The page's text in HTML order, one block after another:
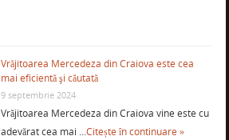
Vrăjitoarea Mercedeza din Craiova este cea
mai eficientă şi căutată
9 septembrie 2024
Vrăjitoarea Mercedeza din Craiova vine este cu
adevărat cea mai …Citește în continuare »